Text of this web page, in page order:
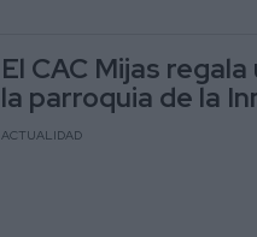
El CAC Mijas
la parroquia de la
ACTUALIDAD